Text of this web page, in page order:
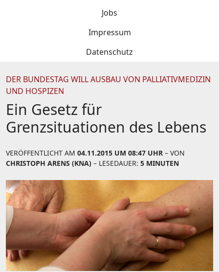
Jobs
Impressum
Datenschutz
DER BUNDESTAG WILL AUSBAU VON PALLIATIVMEDIZIN
UND HOSPIZEN
Ein Gesetz für
Grenzsituationen des Lebens
VERÖFFENTLICHT AM 04.11.2015 UM 08:47 UHR – VON
CHRISTOPH ARENS (KNA) – LESEDAUER: 5 MINUTEN